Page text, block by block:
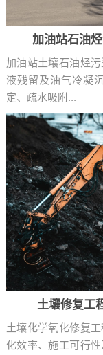
加油站石油
加油站土壤石油烃
液残留及油气冷凝
定、疏水吸附...
土壤修复工
土壤化学氧化修复
化效率、施工可行